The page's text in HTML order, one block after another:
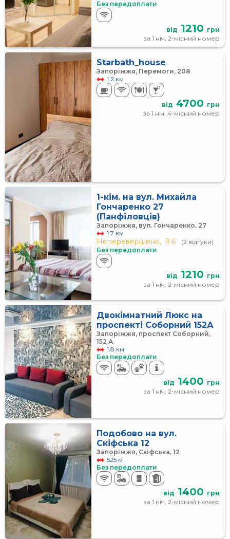
Без передоплати
від 1210 грн
за 1 ніч, 2-місний номер
Starbath_house
Запоріжжя, Перемоги, 208
1.2 км
від 4700 грн
за 1 ніч, 4-місний номер
1-кім. на вул. Михайла
Гончаренко 27
(Панфіловців)
Запоріжжя, вул. Гончаренко, 27
1.7 км
Неперевершено, 9.6
(2 відгуки)
Без передоплати
від 1210 грн
за 1 ніч, 2-місний номер
Двокімнатний Люкс на
проспекті Соборний 152А
Запоріжжя, проспект Соборний,
152 А
1.8 км
Без передоплати
від 1400 грн
за 1 ніч, 2-місний номер
Подобово на вул.
Скіфська 12
Запоріжжя, Скіфська, 12
525 м
Без передоплати
від 1400 грн
за 1 ніч, 2-місний номер